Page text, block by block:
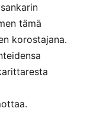
tämä
korostajana.